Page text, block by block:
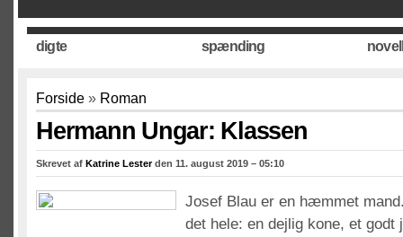
digte spænding
Forside » Roman
Hermann Ungar: Klassen
Skrevet af Katrine Lesterden 11. august 2019 – 05:10
Josef Blau er en hæmmet
det hele: en dejlig kone, et godt